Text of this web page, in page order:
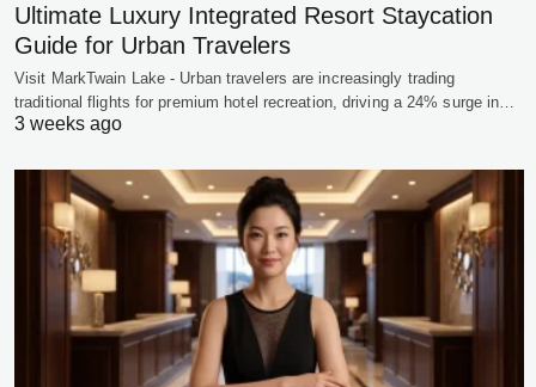
Ultimate Luxury Integrated Resort Staycation
Guide for Urban Travelers
Visit MarkTwain Lake - Urban travelers are increasingly trading
traditional flights for premium hotel recreation, driving a 24% surge in…
3 weeks ago